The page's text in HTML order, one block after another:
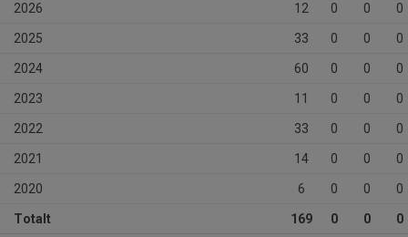
2026 12 0 0 0
2025 33 0 0 0
2024 60 0 0 0
2023 11 0 0 0
2022 33 0 0 0
2021 14 0 0 0
2020 6 0 0 0
Totalt 169 0 0 0